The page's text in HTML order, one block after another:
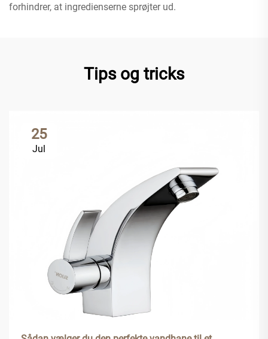
forhindrer, at ingredienserne sprøjter ud.
Tips og tricks
25
Jul